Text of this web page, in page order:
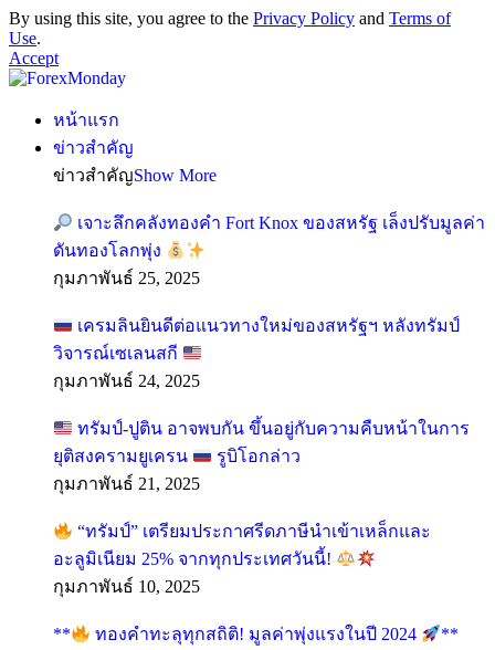
By using this site, you agree to the Privacy Policy and Terms of
Use.
Accept
หน้าแรก
ข่าวสำคัญ
ข่าวสำคัญShow More
เจาะลึกคลังทองคำ Fort Knox ของสหรัฐ เล็งปรับมูลค่า
ดันทองโลกพุ่ง
กุมภาพันธ์ 25, 2025
เครมลินยินดีต่อแนวทางใหม่ของสหรัฐฯ หลังทรัมป์
วิจารณ์เซเลนสกี
กุมภาพันธ์ 24, 2025
ทรัมป์-ปูติน อาจพบกัน ขึ้นอยู่กับความคืบหน้าในการ
ยุติสงครามยูเครน
รูบิโอกล่าว
กุมภาพันธ์ 21, 2025
“ทรัมป์” เตรียมประกาศรีดภาษีนำเข้าเหล็กและ
อะลูมิเนียม 25% จากทุกประเทศวันนี้!
กุมภาพันธ์ 10, 2025
** ทองคำทะลุทุกสถิติ! มูลค่าพุ่งแรงในปี 2024
**